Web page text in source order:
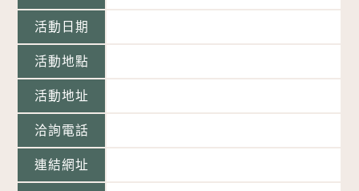
活動日期
活動地點
活動地址
洽詢電話
連結網址